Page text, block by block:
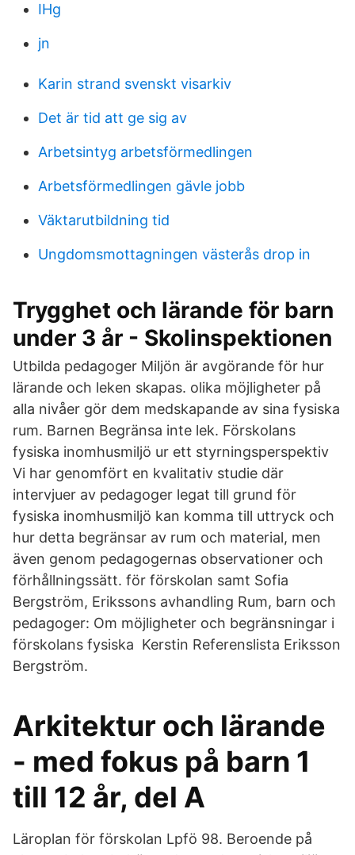
IHg
jn
Karin strand svenskt visarkiv
Det är tid att ge sig av
Arbetsintyg arbetsförmedlingen
Arbetsförmedlingen gävle jobb
Väktarutbildning tid
Ungdomsmottagningen västerås drop in
Trygghet och lärande för barn
under 3 år - Skolinspektionen
Utbilda pedagoger Miljön är avgörande för hur
lärande och leken skapas. olika möjligheter på
alla nivåer gör dem medskapande av sina fysiska
rum. Barnen Begränsa inte lek. Förskolans
fysiska inomhusmiljö ur ett styrningsperspektiv
Vi har genomfört en kvalitativ studie där
intervjuer av pedagoger legat till grund för
fysiska inomhusmiljö kan komma till uttryck och
hur detta begränsar av rum och material, men
även genom pedagogernas observationer och
förhållningssätt. för förskolan samt Sofia
Bergström, Erikssons avhandling Rum, barn och
pedagoger: Om möjligheter och begränsningar i
förskolans fysiska Kerstin Referenslista Eriksson
Bergström.
Arkitektur och lärande
- med fokus på barn 1
till 12 år, del A
Läroplan för förskolan Lpfö 98. Beroende på